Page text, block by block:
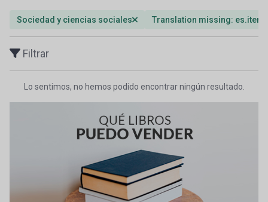
Sociedad y ciencias sociales Translation missing:
Filtrar
Lo sentimos, no hemos podido encontrar ningún resultado.